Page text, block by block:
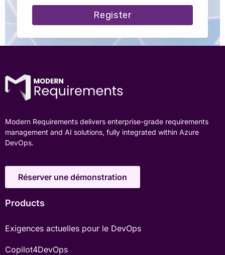
Modern Requirements delivers enterprise-grade requirements
management and AI solutions, fully integrated within Azure
DevOps.
Réserver une démonstration
Products
Exigences actuelles pour le DevOps
Copilot4DevOps